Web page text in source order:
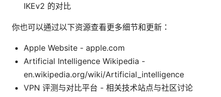
IKEv2 的对比
你也可以通过以下资源查看更多细节和更新：
Apple Website - apple.com
Artificial Intelligence Wikipedia -
en.wikipedia.org/wiki/Artificial_intelligence
VPN 评测与对比平台 - 相关技术站点与社区讨论